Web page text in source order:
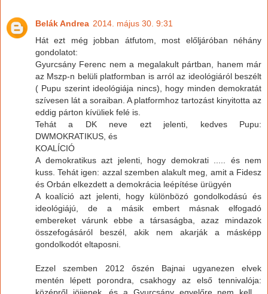
Belák Andrea 2014. május 30. 9:31
Hát ezt még jobban átfutom, most előljáróban néhány
gondolatot:
Gyurcsány Ferenc nem a megalakult pártban, hanem már
az Mszp-n belüli platformban is arról az ideológiáról beszélt
( Pupu szerint ideológiája nincs), hogy minden demokratát
szívesen lát a soraiban. A platformhoz tartozást kinyitotta az
eddig párton kívüliek felé is.
Tehát a DK neve ezt jelenti, kedves Pupu:
DWMOKRATIKUS, és
KOALÍCIÓ
A demokratikus azt jelenti, hogy demokrati ..... és nem
kuss. Tehát igen: azzal szemben alakult meg, amit a Fidesz
és Orbán elkezdett a demokrácia leépítése ürügyén
A koalíció azt jelenti, hogy különbözó gondolkodású és
ideológiájú, de a másik embert másnak elfogadó
embereket várunk ebbe a társaságba, azaz mindazok
összefogásáról beszél, akik nem akarják a másképp
gondolkodót eltaposni.
Ezzel szemben 2012 őszén Bajnai ugyanezen elvek
mentén lépett porondra, csakhogy az első tennivalója: